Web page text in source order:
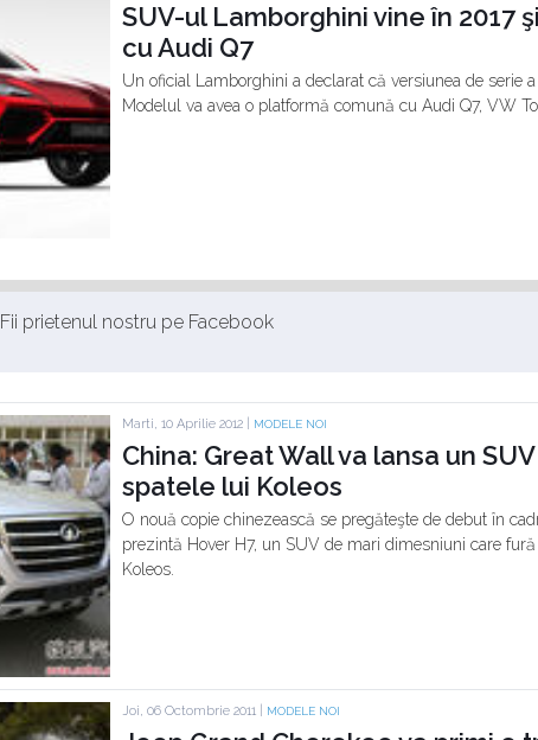
SUV-ul Lamborghini vine în 2017
cu Audi Q7
Un oficial Lamborghini a declarat că versiunea de serie
Modelul va avea o platformă comună cu Audi Q7, VW
Fii prietenul nostru pe Facebook
Marti, 10 Aprilie 2012 | MODELE NOI
China: Great Wall va lansa un
spatele lui Koleos
O nouă copie chinezească se pregăteşte de debut în
prezintă Hover H7, un SUV de mari dimesniuni care
Koleos.
Joi, 06 Octombrie 2011 | MODELE NOI